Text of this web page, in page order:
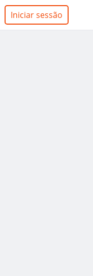
Iniciar sessão